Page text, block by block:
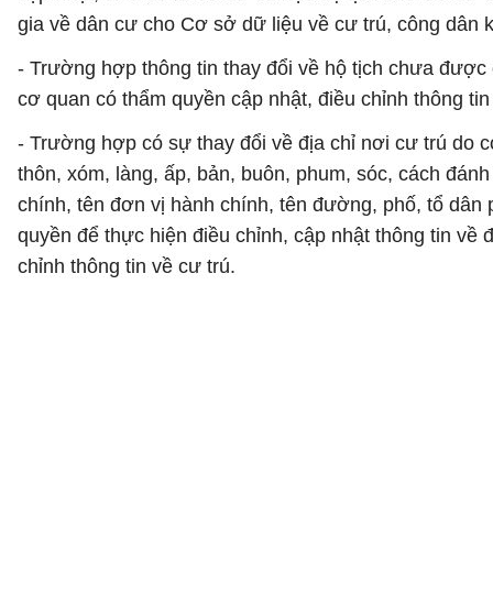
gia về dân cư cho Cơ sở dữ liệu về cư trú, công dân
- Trường hợp thông tin thay đổi về hộ tịch chưa
cơ quan có thẩm quyền cập nhật, điều chỉnh thông
- Trường hợp có sự thay đổi về địa chỉ nơi cư trú do
thôn, xóm, làng, ấp, bản, buôn, phum, sóc, cách
chính, tên đơn vị hành chính, tên đường, phố, tổ dân
quyền để thực hiện điều chỉnh, cập nhật thông tin
chỉnh thông tin về cư trú.